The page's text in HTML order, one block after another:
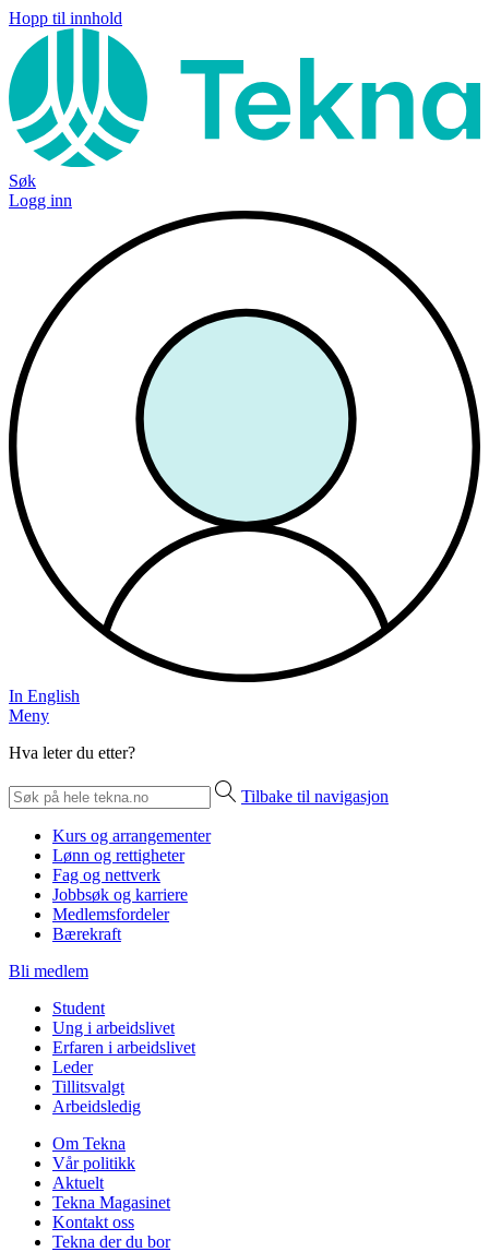
Hopp til innhold
Søk
Logg inn
In English
Meny
Hva leter du etter?
Tilbake til navigasjon
Kurs og arrangementer
Lønn og rettigheter
Fag og nettverk
Jobbsøk og karriere
Medlemsfordeler
Bærekraft
Bli medlem
Student
Ung i arbeidslivet
Erfaren i arbeidslivet
Leder
Tillitsvalgt
Arbeidsledig
Om Tekna
Vår politikk
Aktuelt
Tekna Magasinet
Kontakt oss
Tekna der du bor